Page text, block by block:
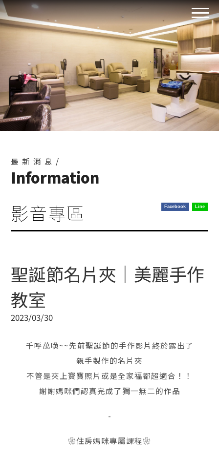
最新消息/
Information
Line
Facebook
影音專區
聖誕節名片夾｜美麗手作
教室
2023/03/30
千呼萬喚~~先前聖誕節的手作影片終於露出了
親手製作的名片夾
不管是夾上寶寶照片或是全家福都超適合！！
謝謝媽咪們認真完成了獨一無二的作品
-
❀住房媽咪專屬課程❀